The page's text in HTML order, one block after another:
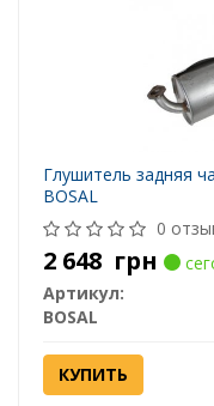
Глушитель задняя
BOSAL
0
2 648 грн
Артикул:
BOSAL
КУПИТЬ